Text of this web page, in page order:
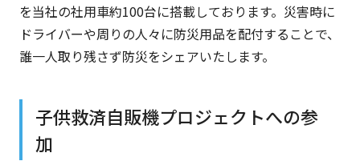
を当社の社用車約100台に搭載しております。災害時に
ドライバーや周りの人々に防災用品を配付することで、
誰一人取り残さず防災をシェアいたします。
子供救済自販機プロジェクトへの参
加